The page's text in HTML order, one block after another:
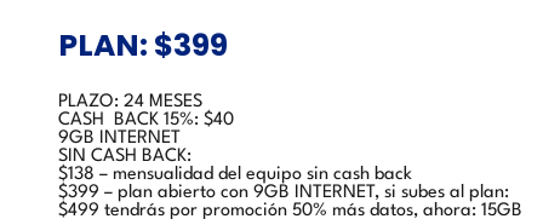
PLAN: $399
PLAZO: 24 MESES
CASH BACK 15%: $40
9GB INTERNET
SIN CASH BACK:
$138 – mensualidad del equipo sin cash back
$399 – plan abierto con 9GB INTERNET, si subes al plan:
$499 tendrás por promoción 50% más datos, ahora: 15GB